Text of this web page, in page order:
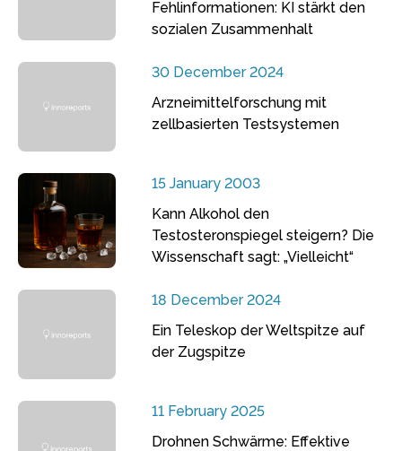
Fehlinformationen: KI stärkt den
sozialen Zusammenhalt
30 December 2024
Arzneimittelforschung mit
zellbasierten Testsystemen
15 January 2003
Kann Alkohol den
Testosteronspiegel steigern? Die
Wissenschaft sagt: „Vielleicht“
18 December 2024
Ein Teleskop der Weltspitze auf
der Zugspitze
11 February 2025
Drohnen Schwärme: Effektive